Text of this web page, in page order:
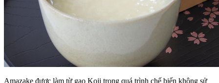
Amazake được làm từ gạo Koji trong quá trình chế biến không sử